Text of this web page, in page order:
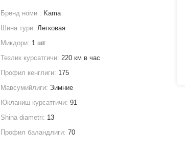
Бренд номи : Kama
Шина тури:Легковая
Микдори: 1 шт
Тезлик курсатгичи:220 км в час
Профил кенглиги: 175
Мавсумийлиги:Зимние
Юкланиш курсатгичи:91
Shina diametri: 13
Профил баландлиги:70